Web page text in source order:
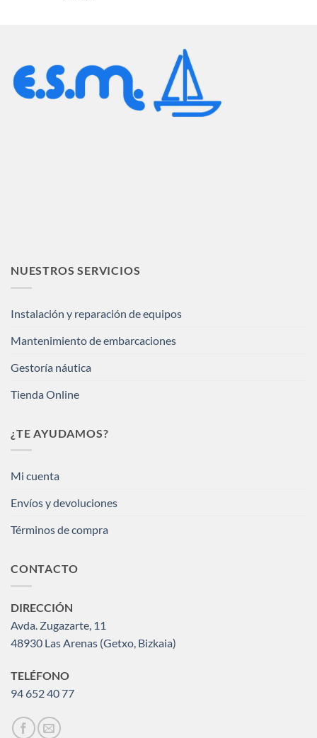
NUESTROS SERVICIOS
Instalación y reparación de equipos
Mantenimiento de embarcaciones
Gestoría náutica
Tienda Online
¿TE AYUDAMOS?
Mi cuenta
Envíos y devoluciones
Términos de compra
CONTACTO
DIRECCIÓN
Avda. Zugazarte, 11
48930 Las Arenas (Getxo, Bizkaia)
TELÉFONO
94 652 40 77